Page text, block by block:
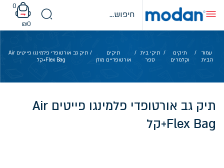
content
0
₪0
עמוד
הבית
/
תיקים
וקלמרים
/ תיקי בית
ספר
/
תיקים
אורטופדיים מודן
/ תיק גב אורטופדי פלמינגו פייטים Air
Flex Bag+קל
תיק גב אורטופדי פלמינגו פייטים Air
Flex Bag+קל